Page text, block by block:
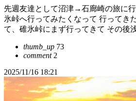
先週友達として沼津→石廊崎の旅に
氷峠へ行ってみたくなって 行ってき
て、碓氷峠にまず行ってきて その後
thumb_up 73
comment2
2025/11/16 18:21